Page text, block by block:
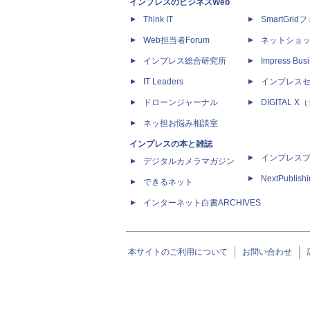
インプレスのビジネスWeb
Think IT
Web担当者Forum
インプレス総合研究所
IT Leaders
ドローンジャーナル
ネッ担お悩み相談室
インプレスの本と雑誌
デジタルカメラマガジン
できるネット
インターネット白書ARCHIVES
SmartGridフ
ネットショ
Impress
インプレス
DIGITAL X（
インプレス
本サイトのご利用について お問い合わせ